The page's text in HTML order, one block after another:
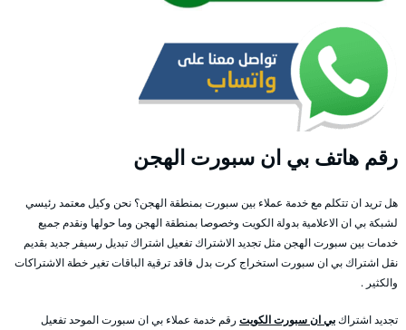
رقم هاتف بي ان سبورت الهجن
هل تريد ان تتكلم مع خدمة عملاء بين سبورت بمنطقة الهجن؟ نحن وكيل معتمد رئيسي
لشبكة بي ان الاعلامية بدولة الكويت وخصوصا بمنطقة الهجن وما حولها ونقدم جميع
خدمات بين سبورت الهجن مثل تجديد الاشتراك تفعيل اشتراك تبديل رسيفر جديد بقديم
نقل اشتراك بي ان سبورت استخراج كرت بدل فاقد ترقية الباقات تغير خطة الاشتراكات
والكثير .
تجديد اشتراكبي ان سبورت الكويت رقم خدمة عملاء بي ان سبورت الموحد تفعيل